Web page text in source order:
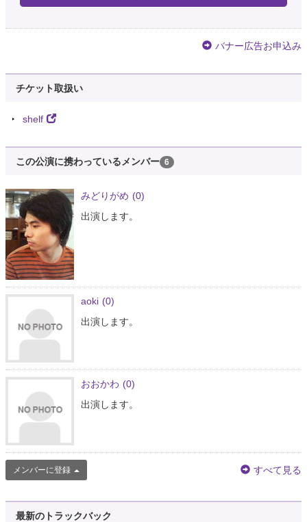
バナー広告お申込み
チケット取扱い
shelf
この公演に携わっているメンバー 6
みどりがめ (0)
出演します。
aoki (0)
出演します。
おおかわ (0)
出演します。
メンバーに登録 すべて見る
最新のトラックバック